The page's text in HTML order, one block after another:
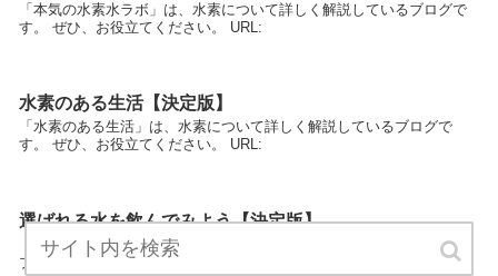
「本気の水素水ラボ」は、水素について詳しく解説しているブログで
す。 ぜひ、お役立てください。 URL:
水素のある生活【決定版】
「水素のある生活」は、水素について詳しく解説しているブログで
す。 ぜひ、お役立てください。 URL:
選ばれる水を飲んでみよう【決定版】
「選ばれる水を飲んでみよう」は、水素について詳しく解説している
ブログです。 ぜひ、お役立てください。 URL: